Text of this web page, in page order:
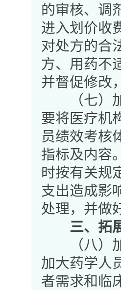
的审核、调
进入划价收
对处方的合
方、用药不
并督促修改
（七）加
要将医疗机
员绩效考核
指标及内容
时按有关规
支出造成影
处理，并做
三、拓
（八）加
加大药学人
者需求和临